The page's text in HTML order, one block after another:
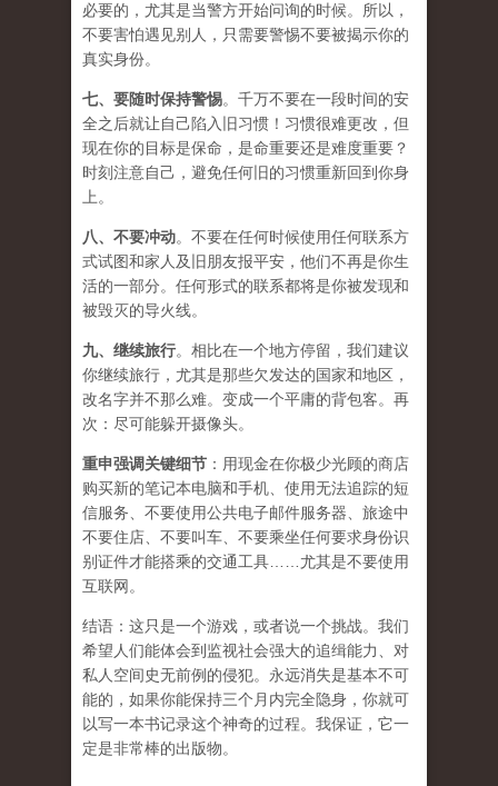
必要的，尤其是当警方开始问询的时候。所以，
不要害怕遇见别人，只需要警惕不要被揭示你的
真实身份。
七、要随时保持警惕。千万不要在一段时间的安
全之后就让自己陷入旧习惯！习惯很难更改，但
现在你的目标是保命，是命重要还是难度重要？
时刻注意自己，避免任何旧的习惯重新回到你身
上。
八、 不要冲动。不要在任何时候使用任何联系方
式试图和家人及旧朋友报平安，他们不再是你生
活的一部分。任何形式的联系都将是你被发现和
被毁灭的导火线。
九、 继续旅行。相比在一个地方停留，我们建议
你继续旅行，尤其是那些欠发达的国家和地区，
改名字并不那么难。变成一个平庸的背包客。再
次：尽可能躲开摄像头。
重申强调关键细节 ：用现金在你极少光顾的商店
购买新的笔记本电脑和手机、使用无法追踪的短
信服务、不要使用公共电子邮件服务器、旅途中
不要住店、不要叫车、不要乘坐任何要求身份识
别证件才能搭乘的交通工具……尤其是不要使用
互联网。
结语：这只是一个游戏，或者说一个挑战。我们
希望人们能体会到监视社会强大的追缉能力、对
私人空间史无前例的侵犯。永远消失是基本不可
能的，如果你能保持三个月内完全隐身，你就可
以写一本书记录这个神奇的过程。我保证，它一
定是非常棒的出版物。